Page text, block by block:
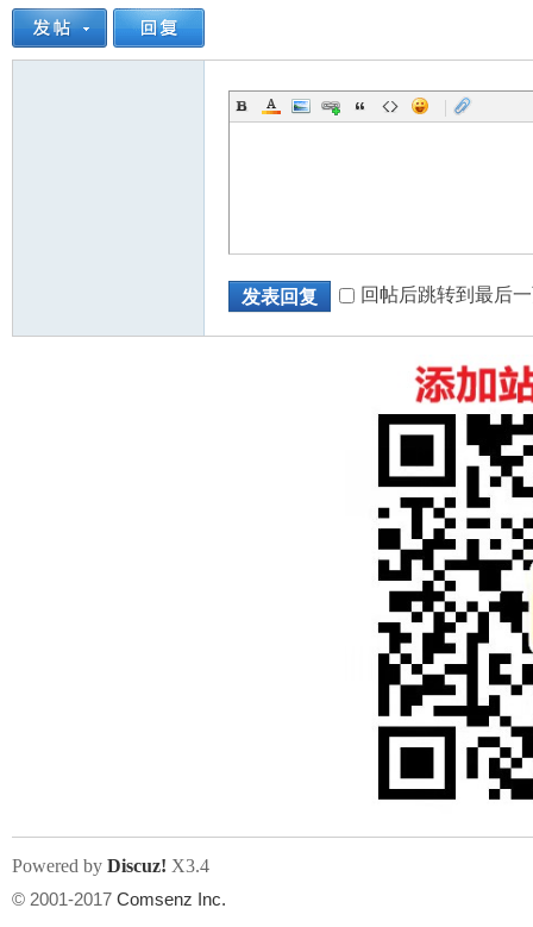
州
|
发表回复 回帖后跳转到最后
Powered by Discuz! X3.4
© 2001-2017 Comsenz Inc.